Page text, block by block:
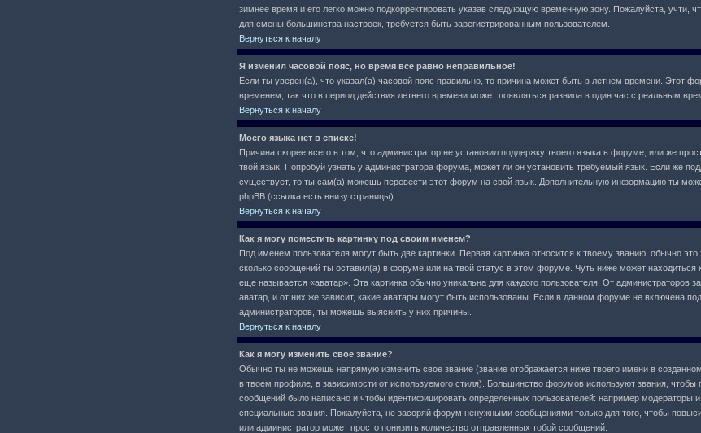
зимнее время и его легко можно подкорректировать указав следующую временную зону. Пожалуйста, учти,
для смены большинства настроек, требуется быть зарегистрированным пользователем.
Вернуться к началу
Я изменил часовой пояс, но время все равно неправильное!
Если ты уверен(а), что указал(а) часовой пояс правильно, то причина может быть в летнем времени. Этот
временем, так что в период действия летнего времени может появляться разница в один час с реальным
Вернуться к началу
Моего языка нет в списке!
Причина скорее всего в том, что администратор не установил поддержку твоего языка в форуме, или же
твой язык. Попробуй узнать у администратора форума, может ли он установить требуемый язык. Если же
существует, то ты сам(а) можешь перевести этот форум на свой язык. Дополнительную информацию ты
phpBB (ссылка есть внизу страницы)
Вернуться к началу
Как я могу поместить картинку под своим именем?
Под именем пользователя могут быть две картинки. Первая картинка относится к твоему званию, обычно
сколько сообщений ты оставил(а) в форуме или на твой статус в этом форуме. Чуть ниже может находиться
еще называется «аватар». Эта картинка обычно уникальна для каждого пользователя. От администраторов
аватар, и от них же зависит, какие аватары могут быть использованы. Если в данном форуме не включена
администраторов, ты можешь выяснить у них причины.
Вернуться к началу
Как я могу изменить свое звание?
Обычно ты не можешь напрямую изменить свое звание (звание отображается ниже твоего имени в
в твоем профиле, в зависимости от используемого стиля). Большинство форумов используют звания, чтобы
сообщений было написано и чтобы идентифицировать определенных пользователей: например модераторы
специальные звания. Пожалуйста, не засоряй форум ненужными сообщениями только для того, чтобы
или администратор может просто понизить количество отправленных тобой сообщений.